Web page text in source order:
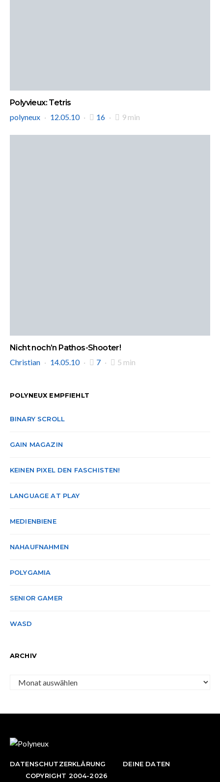
Polyvieux: Tetris
polyneux
12.05.10 16 9 min
Nicht noch’n Pathos-Shooter!
Christian
14.05.10 7 5 min
POLYNEUX EMPFIEHLT
BINARY SCROLL
GAIN MAGAZIN
KEINEN PIXEL DEN FASCHISTEN!
LANGUAGE AT PLAY
MEDIENBIENE
NAHAUFNAHMEN
POLYGAMIA
SENIOR GAMER
WASD
ARCHIV
Archiv
DATENSCHUTZERKLÄRUNG
DEINE DATEN
COPYRIGHT 2004-2026